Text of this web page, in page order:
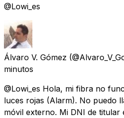
@Lowi_es
Álvaro V. Gómez
minutos
@Lowi_es Hola, mi fibra no
luces rojas (Alarm). No puedo
móvil externo. Mi DNI de titular